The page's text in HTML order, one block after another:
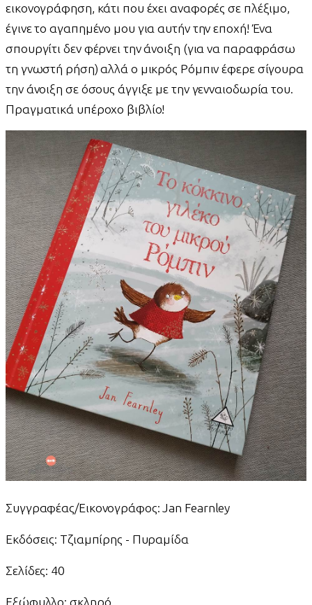
εικονογράφηση, κάτι που έχει αναφορές σε πλέξιμο,
έγινε το αγαπημένο μου για αυτήν την εποχή! Ένα
σπουργίτι δεν φέρνει την άνοιξη (για να παραφράσω
τη γνωστή ρήση) αλλά ο μικρός Ρόμπιν έφερε σίγουρα
την άνοιξη σε όσους άγγιξε με την γενναιοδωρία του.
Πραγματικά υπέροχο βιβλίο!
Συγγραφέας/Εικονογράφος: Jan Fearnley
Εκδόσεις: Τζιαμπίρης - Πυραμίδα
Σελίδες: 40
Εξώφυλλο: σκληρό